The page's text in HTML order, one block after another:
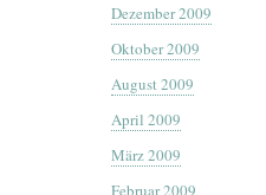
Dezember 2009
Oktober 2009
August 2009
April 2009
März 2009
Februar 2009